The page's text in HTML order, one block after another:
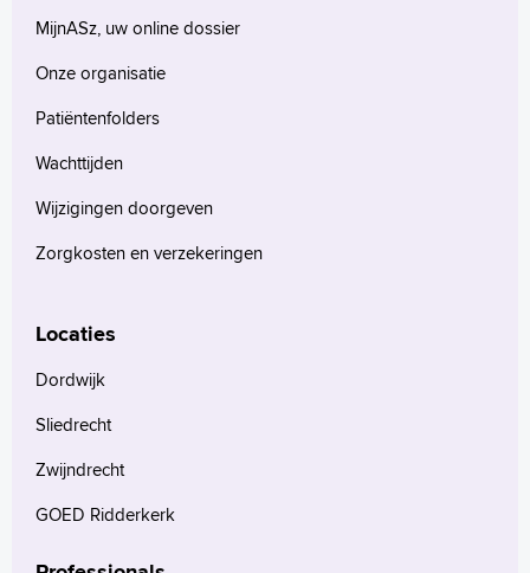
MijnASz, uw online dossier
Onze organisatie
Patiëntenfolders
Wachttijden
Wijzigingen doorgeven
Zorgkosten en verzekeringen
Locaties
Dordwijk
Sliedrecht
Zwijndrecht
GOED Ridderkerk